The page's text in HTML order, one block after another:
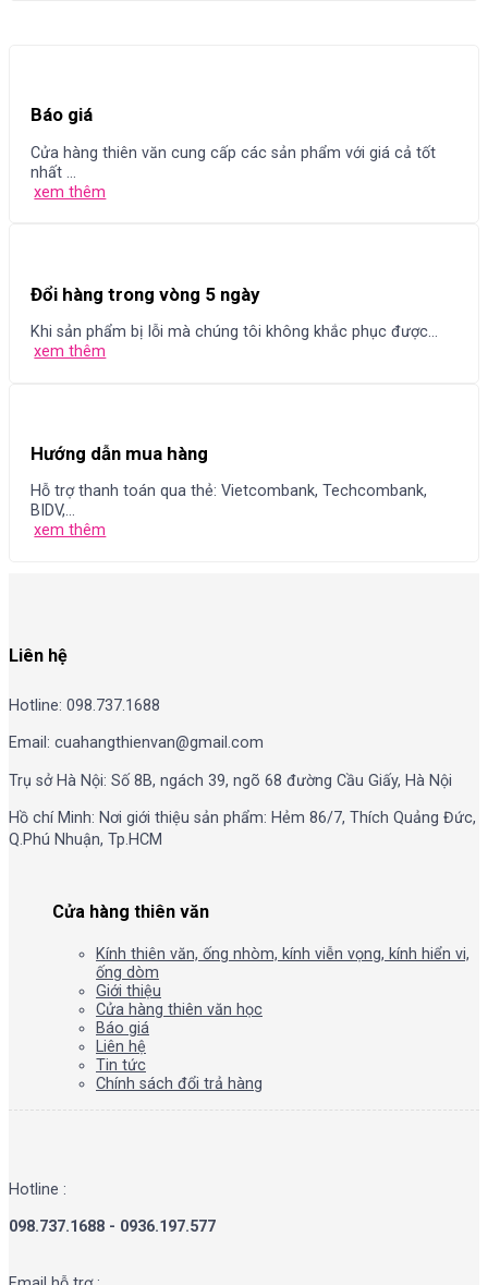
Báo giá
Cửa hàng thiên văn cung cấp các sản phẩm với giá cả tốt
nhất ...
xem thêm
Đổi hàng trong vòng 5 ngày
Khi sản phẩm bị lỗi mà chúng tôi không khắc phục được...
xem thêm
Hướng dẫn mua hàng
Hỗ trợ thanh toán qua thẻ: Vietcombank, Techcombank,
BIDV,...
xem thêm
Liên hệ
Hotline: 098.737.1688
Email: cuahangthienvan@gmail.com
Trụ sở Hà Nội: Số 8B, ngách 39, ngõ 68 đường Cầu Giấy, Hà Nội
Hồ chí Minh: Nơi giới thiệu sản phẩm: Hẻm 86/7, Thích Quảng Đức,
Q.Phú Nhuận, Tp.HCM
Cửa hàng thiên văn
Kính thiên văn, ống nhòm, kính viễn vọng, kính hiển vi,
ống dòm
Giới thiệu
Cửa hàng thiên văn học
Báo giá
Liên hệ
Tin tức
Chính sách đổi trả hàng
Hotline :
098.737.1688 - 0936.197.577